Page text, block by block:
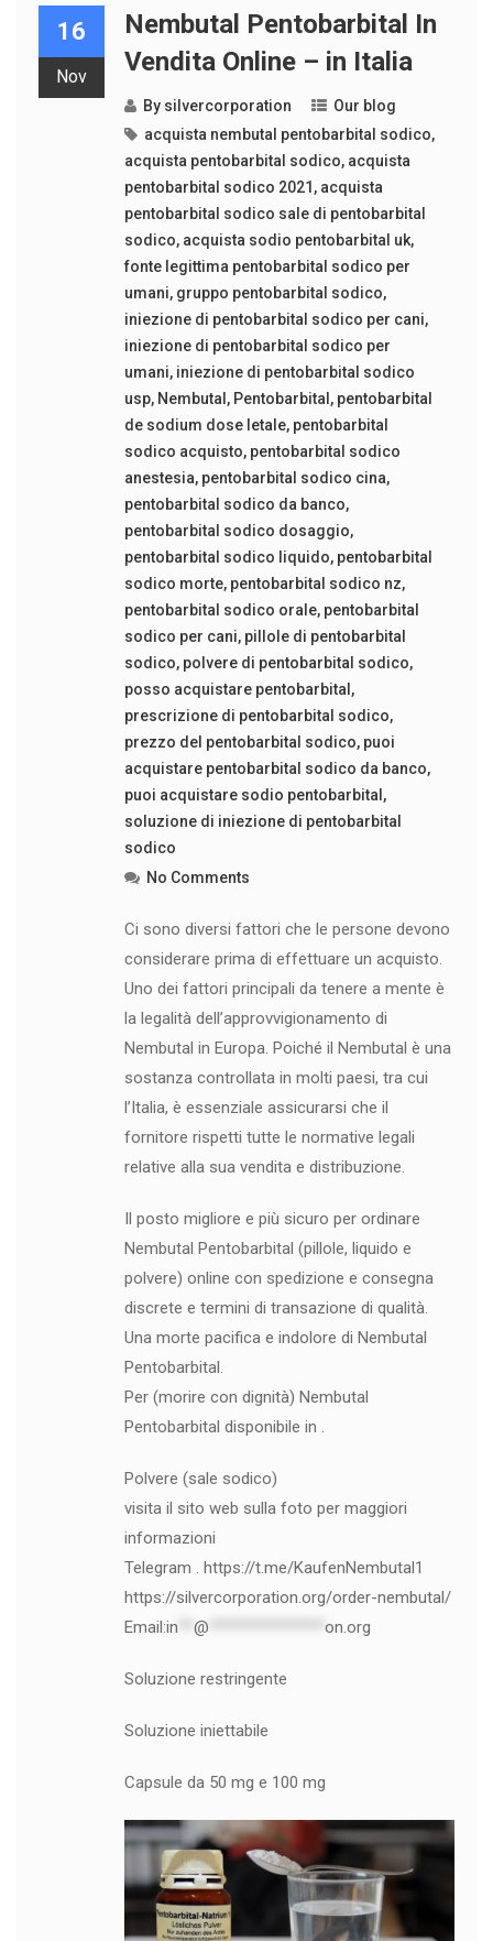
16
Nov
Nembutal Pentobarbital In
Vendita Online – in Italia
By silvercorporation
Our blog
acquista nembutal pentobarbital sodico,
acquista pentobarbital sodico, acquista
pentobarbital sodico 2021 , acquista
pentobarbital sodico sale di pentobarbital
sodico, acquista sodio pentobarbital uk,
fonte legittima pentobarbital sodico per
umani, gruppo pentobarbital sodico,
iniezione di pentobarbital sodico per cani,
iniezione di pentobarbital sodico per
umani, iniezione di pentobarbital sodico
usp, Nembutal , Pentobarbital , pentobarbital
de sodium dose letale, pentobarbital
sodico acquisto, pentobarbital sodico
anestesia, pentobarbital sodico cina,
pentobarbital sodico da banco,
pentobarbital sodico dosaggio,
pentobarbital sodico liquido, pentobarbital
sodico morte, pentobarbital sodico nz,
pentobarbital sodico orale, pentobarbital
sodico per cani, pillole di pentobarbital
sodico, polvere di pentobarbital sodico,
posso acquistare pentobarbital ,
prescrizione di pentobarbital sodico,
prezzo del pentobarbital sodico, puoi
acquistare pentobarbital sodico da banco,
puoi acquistare sodio pentobarbital ,
soluzione di iniezione di pentobarbital
sodico
No Comments
Ci sono diversi fattori che le persone devono
considerare prima di effettuare un acquisto.
Uno dei fattori principali da tenere a mente è
la legalità dell’approvvigionamento di
Nembutal in Europa. Poiché il Nembutal è una
sostanza controllata in molti paesi, tra cui
l’Italia, è essenziale assicurarsi che il
fornitore rispetti tutte le normative legali
relative alla sua vendita e distribuzione.
Il posto migliore e più sicuro per ordinare
Nembutal Pentobarbital (pillole, liquido e
polvere) online con spedizione e consegna
discrete e termini di transazione di qualità.
Una morte pacifica e indolore di Nembutal
Pentobarbital.
Per (morire con dignità) Nembutal
Pentobarbital disponibile in .
Polvere (sale sodico)
visita il sito web sulla foto per maggiori
informazioni
Telegram . https://t.me/KaufenNembutal1
https://silvercorporation.org/order-nembutal/
Email:in @ on.org
Soluzione restringente
Soluzione iniettabile
Capsule da 50 mg e 100 mg